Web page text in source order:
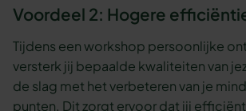
Voordeel 2: Hogere
Tijdens een workshop persoonlijke
versterk jij bepaalde kwaliteiten van
de slag met het verbeteren van je
punten. Dit zorgt ervoor dat jij